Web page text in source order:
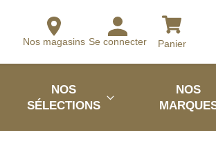
Nos magasins Se connecter Panier
NOS
SÉLECTIONS
NOS